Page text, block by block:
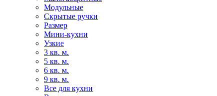
Модульные
Скрытые ручки
Размер
Мини-кухни
Узкие
3 кв. м.
5 кв. м.
6 кв. м.
9 кв. м.
Все для кухни